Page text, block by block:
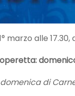
marzo alle
di